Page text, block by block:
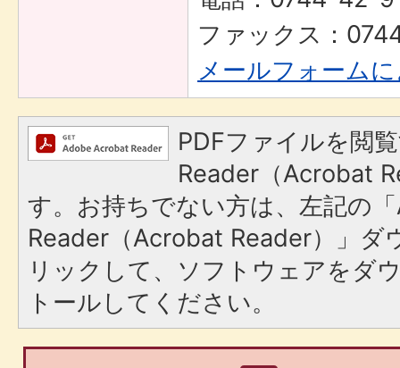
ファックス：
メールフォーム
PDFファイルを閲
Reader（Acrobat
す。お持ちでない方は、左記の
Reader（Acrobat Reader）」ダ
リックして、ソフトウェアをダ
トールしてください。